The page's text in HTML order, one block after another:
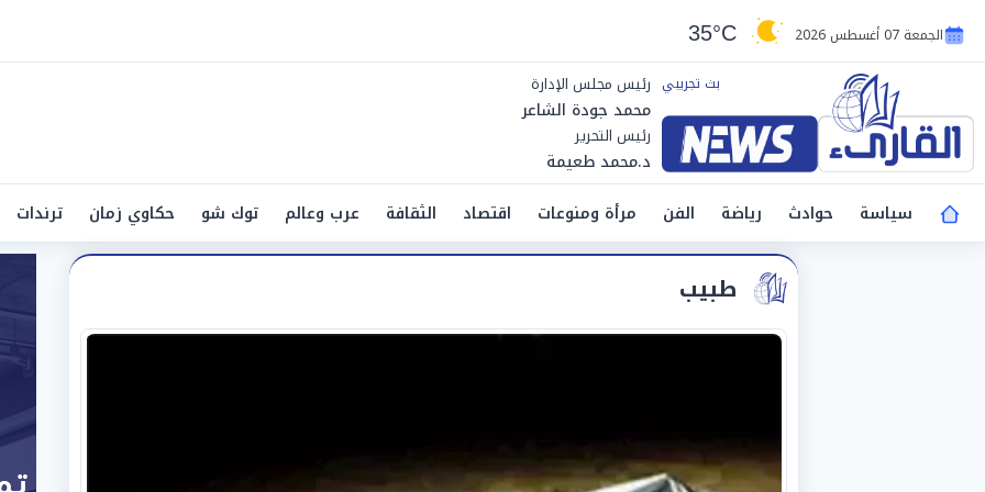
الجمعة 07 أغسطس 2026 35°C
رئيس مجلس الإدارة
محمد جودة الشاعر
رئيس التحرير
د.محمد طعيمة
سياسة
حوادث رياضة الفن مرأة ومنوعات اقتصاد الثقافة عرب وعالم توك شو حكاوي زمان ترندات
طبيب